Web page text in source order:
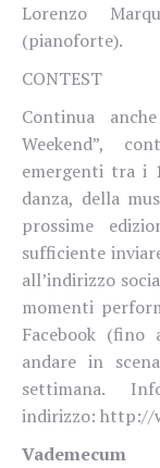
Lorenzo
(pianoforte).
CONTEST
Continua
Weekend”,
emergenti tra i
danza, della
prossime
sufficiente
all’indirizzo
momenti
Facebook
andare in
settimana.
indirizzo: http://
Vademecum